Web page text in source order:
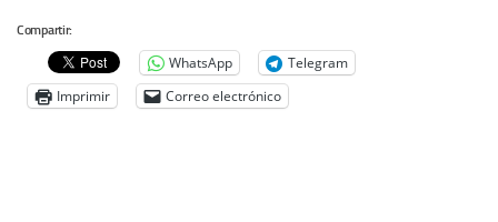
Compartir:
WhatsApp
Telegram
Imprimir
Correo electrónico